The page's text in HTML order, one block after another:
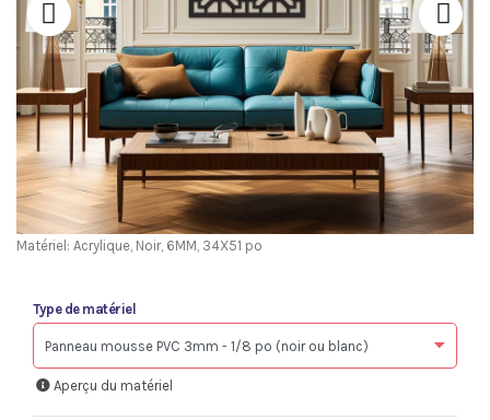
Matériel: Acrylique, Noir, 6MM, 34X51 po
Type de matériel
Aperçu du matériel